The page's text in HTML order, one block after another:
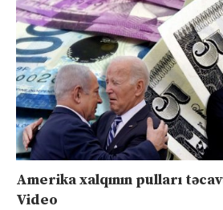
Amerika xalqının pulları
Video